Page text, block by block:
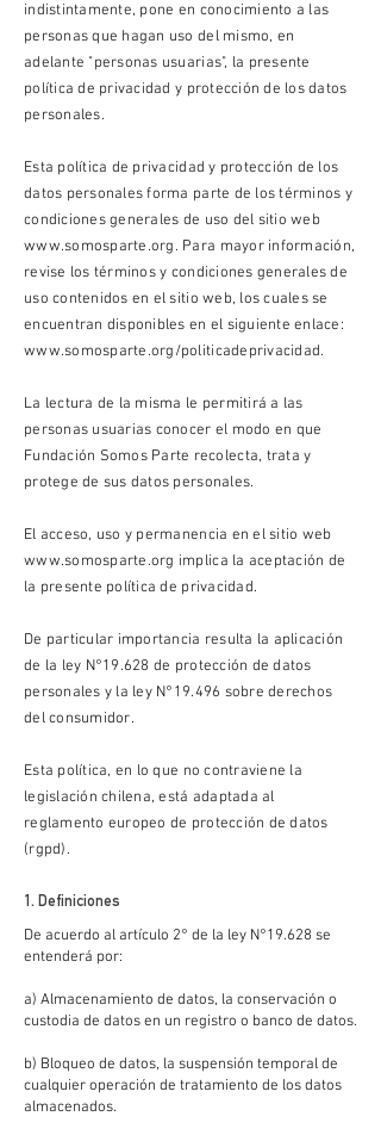
indistintamente, pone en conocimiento a las
personas que hagan uso del mismo, en
adelante "personas usuarias", la presente
política de privacidad y protección de los datos
personales.
Esta política de privacidad y protección de los
datos personales forma parte de los términos y
condiciones generales de uso del sitio web
www.somosparte.org. Para mayor información,
revise los términos y condiciones generales de
uso contenidos en el sitio web, los cuales se
encuentran disponibles en el siguiente enlace:
www.somosparte.org/politicadeprivacidad.
La lectura de la misma le permitirá a las
personas usuarias conocer el modo en que
Fundación Somos Parte recolecta, trata y
protege de sus datos personales.
El acceso, uso y permanencia en el sitio web
www.somosparte.org implica la aceptación de
la presente política de privacidad.
De particular importancia resulta la aplicación
de la ley N°19.628 de protección de datos
personales y la ley N°19.496 sobre derechos
del consumidor.
Esta política, en lo que no contraviene la
legislación chilena, está adaptada al
reglamento europeo de protección de datos
(rgpd).
1. Definiciones
De acuerdo al artículo 2° de la ley N°19.628 se
entenderá por:
a) Almacenamiento de datos, la conservación o
custodia de datos en un registro o banco de datos.
b) Bloqueo de datos, la suspensión temporal de
cualquier operación de tratamiento de los datos
almacenados.